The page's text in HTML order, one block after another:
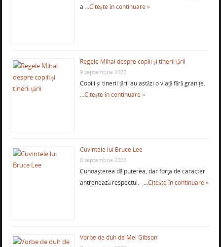
a …Citește în continuare »
Regele Mihai despre copiii și tinerii țării
9 septembrie 2023
Copiii și tinerii țării au astăzi o viață fără granițe.
…Citește în continuare »
Cuvintele lui Bruce Lee
8 septembrie 2023
Cunoaşterea dă puterea, dar forţa de caracter
antrenează respectul. …Citește în continuare »
Vorbe de duh de Mel Gibson